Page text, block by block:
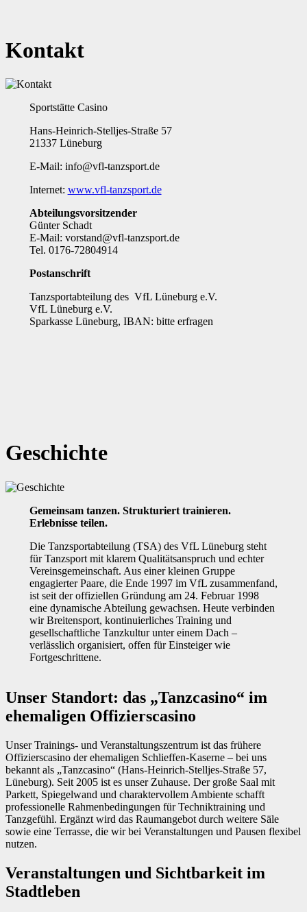
Kontakt
Sportstätte Casino
Hans-Heinrich-Stelljes-Straße 57
21337 Lüneburg
E-Mail:
ed.tr
opszn
at-lf
v@ofn
i
Internet: www.vfl-tanzsport.de
Abteilungsvorsitzender
Günter Schadt
E-Mail:
ed.tr
opszn
at-lf
v@dna
tsrov
Tel. 0176-72804914
Postanschrift
Tanzsportabteilung des VfL Lüneburg e.V.
VfL Lüneburg e.V.
Sparkasse Lüneburg, IBAN: bitte erfragen
Geschichte
Gemeinsam tanzen. Strukturiert trainieren.
Erlebnisse teilen.
Die Tanzsportabteilung (TSA) des VfL Lüneburg steht
für Tanzsport mit klarem Qualitätsanspruch und echter
Vereinsgemeinschaft. Aus einer kleinen Gruppe
engagierter Paare, die Ende 1997 im VfL zusammenfand,
ist seit der offiziellen Gründung am 24. Februar 1998
eine dynamische Abteilung gewachsen. Heute verbinden
wir Breitensport, kontinuierliches Training und
gesellschaftliche Tanzkultur unter einem Dach –
verlässlich organisiert, offen für Einsteiger wie
Fortgeschrittene.
Unser Standort: das „Tanzcasino“ im
ehemaligen Offizierscasino
Unser Trainings- und Veranstaltungszentrum ist das frühere
Offizierscasino der ehemaligen Schlieffen-Kaserne – bei uns
bekannt als „Tanzcasino“ (Hans-Heinrich-Stelljes-Straße 57,
Lüneburg). Seit 2005 ist es unser Zuhause. Der große Saal mit
Parkett, Spiegelwand und charaktervollem Ambiente schafft
professionelle Rahmenbedingungen für Techniktraining und
Tanzgefühl. Ergänzt wird das Raumangebot durch weitere Säle
sowie eine Terrasse, die wir bei Veranstaltungen und Pausen flexibel
nutzen.
Veranstaltungen und Sichtbarkeit im
Stadtleben